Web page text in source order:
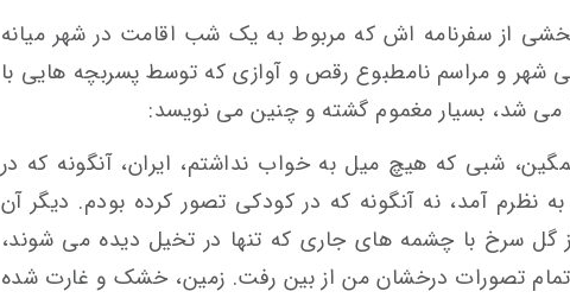
از سفرنامه اش که مربوط به یک شب اقامت در شهر میانه
شهر و مراسم نامطبوع رقص و آوازی که توسط پسربچه هایی با
می شد، بسیار مغموم گشته و چنین می نویسد:
شبی که هیچ میل به خواب نداشتم، ایران، آنگونه که در
نظرم آمد، نه آنگونه که در کودکی تصور کرده بودم. دیگر آن
گل سرخ با چشمه های جاری که تنها در تخیل دیده می شوند،
تصورات درخشان من از بین رفت. زمین، خشک و غارت شده